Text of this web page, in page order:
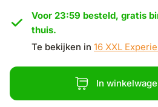
Voor 23:59 besteld, gratis
thuis.
Te bekijken in 16 XXL
In